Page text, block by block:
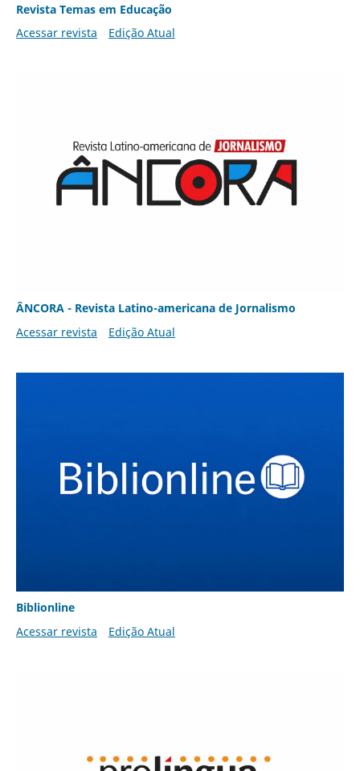
Revista Temas em Educação
Acessar revista
Edição Atual
ÂNCORA - Revista Latino-americana de Jornalismo
Acessar revista
Edição Atual
Biblionline
Acessar revista
Edição Atual